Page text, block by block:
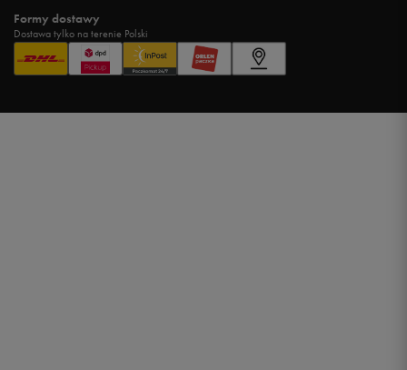
Formy dostawy
Dostawa tylko na terenie Polski